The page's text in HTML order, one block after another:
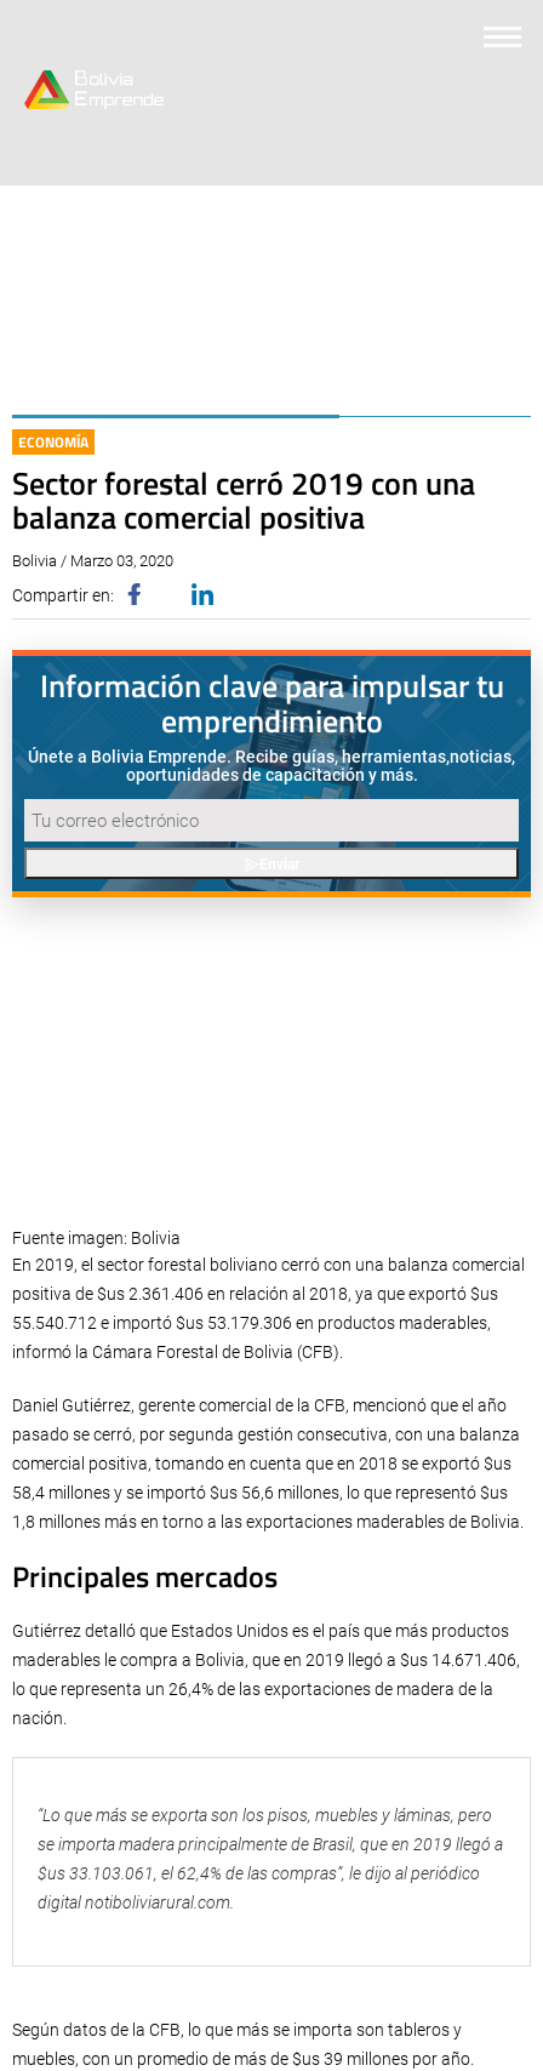
ECONOMÍA
Sector forestal cerró 2019 con una
balanza comercial positiva
Bolivia / Marzo 03, 2020
Compartir en:
Información clave para impulsar tu
emprendimiento
Únete a Bolivia Emprende. Recibe guías, herramientas,noticias,
oportunidades de capacitación y más.
Fuente imagen: Bolivia
En 2019, el sector forestal boliviano cerró con una balanza comercial
positiva de $us 2.361.406 en relación al 2018, ya que exportó $us
55.540.712 e importó $us 53.179.306 en productos maderables,
informó la Cámara Forestal de Bolivia (CFB).
Daniel Gutiérrez, gerente comercial de la CFB, mencionó que el año
pasado se cerró, por segunda gestión consecutiva, con una balanza
comercial positiva, tomando en cuenta que en 2018 se exportó $us
58,4 millones y se importó $us 56,6 millones, lo que representó $us
1,8 millones más en torno a las exportaciones maderables de Bolivia.
Principales mercados
Gutiérrez detalló que Estados Unidos es el país que más productos
maderables le compra a Bolivia, que en 2019 llegó a $us 14.671.406,
lo que representa un 26,4% de las exportaciones de madera de la
nación.
“Lo que más se exporta son los pisos, muebles y láminas, pero
se importa madera principalmente de Brasil, que en 2019 llegó a
$us 33.103.061, el 62,4% de las compras”, le dijo al periódico
digital notiboliviarural.com.
Según datos de la CFB, lo que más se importa son tableros y
muebles, con un promedio de más de $us 39 millones por año.